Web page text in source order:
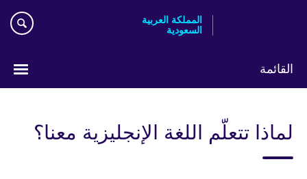
المملكة العربية
السعودية
القائمة
لماذا تتعلّم اللغة الإنجليزية معنا؟